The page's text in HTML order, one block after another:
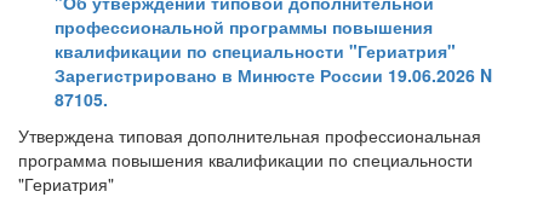
профессиональной программы повышения
квалификации по специальности "Гериатрия"
Зарегистрировано в Минюсте России 19.06.2026 N
87105.
Утверждена типовая дополнительная профессиональная
программа повышения квалификации по специальности
"Гериатрия"